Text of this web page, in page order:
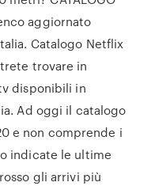
aggiornato
Catalogo Netflix
trovare in
disponibili in
Ad oggi il catalogo
e non comprende i
indicate le ultime
gli arrivi più